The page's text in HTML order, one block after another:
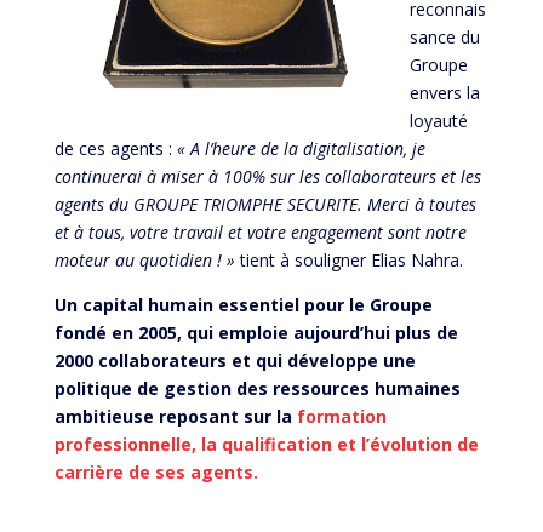
reconnais
sance du
Groupe
envers la
loyauté
de ces agents : «A l’heure de la digitalisation, je
continuerai à miser à 100% sur les collaborateurs et les
agents du GROUPE TRIOMPHE SECURITE. Merci à toutes
et à tous, votre travail et votre engagement sont notre
moteur au quotidien ! »tient à souligner Elias Nahra.
Un capital humain essentiel pour le Groupe
fondé en 2005, qui emploie aujourd’hui plus de
2000 collaborateurs et qui développe une
politique de gestion des ressources humaines
ambitieuse reposant sur la formation
professionnelle, la qualification et l’évolution de
carrière de ses agents.